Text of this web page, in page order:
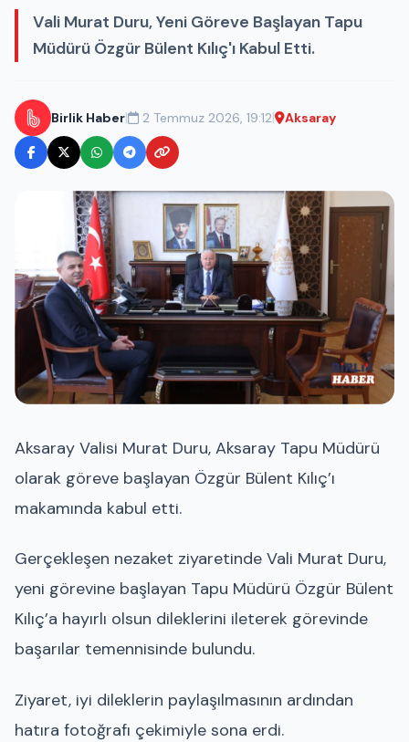
Vali Murat Duru, Yeni Göreve Başlayan Tapu
Müdürü Özgür Bülent Kılıç'ı Kabul Etti.
Birlik Haber| 2 Temmuz 2026, 19:12| Aksaray
Aksaray Valisi Murat Duru, Aksaray Tapu Müdürü
olarak göreve başlayan Özgür Bülent Kılıç’ı
makamında kabul etti.
Gerçekleşen nezaket ziyaretinde Vali Murat Duru,
yeni görevine başlayan Tapu Müdürü Özgür Bülent
Kılıç’a hayırlı olsun dileklerini ileterek görevinde
başarılar temennisinde bulundu.
Ziyaret, iyi dileklerin paylaşılmasının ardından
hatıra fotoğrafı çekimiyle sona erdi.